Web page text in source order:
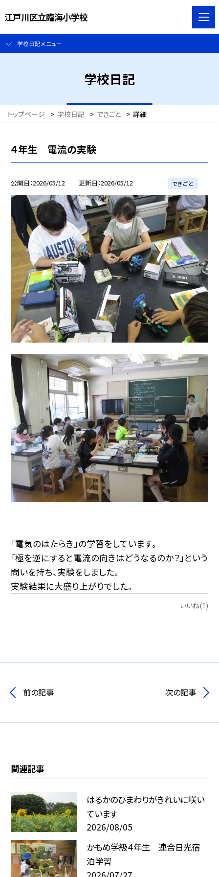
江戸川区立臨海小学校
学校日記メニュー
学校日記
トップページ > 学校日記 > できごと > 詳細
４年生 電流の実験
公開日 2026/05/12 更新日 2026/05/12 できごと
「電気のはたらき」の学習をしています。
「極を逆にすると電流の向きはどうなるのか？」という
問いを持ち、実験をしました。
実験結果に大盛り上がりでした。
いいね(1)
前の記事 次の記事
関連記事
はるかのひまわりがきれいに咲い
ています
2026/08/05
かもめ学級４年生 連合日光宿
泊学習